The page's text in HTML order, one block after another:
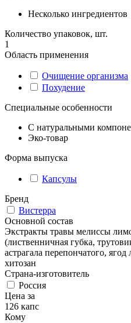
Несколько ингредиентов
Количество упаковок, шт.
1
Область применения
Очищение организма
Похудение
Специальные особенности
С натуральными
Эко-товар
Форма выпуска
Капсулы
Бренд
Вистерра
Основной состав
Экстракты травы мелиссы
(лиственничная губка,
астрагала перепончатого,
хитозан
Страна-изготовитель
Россия
Цена за
126 капс
Кому